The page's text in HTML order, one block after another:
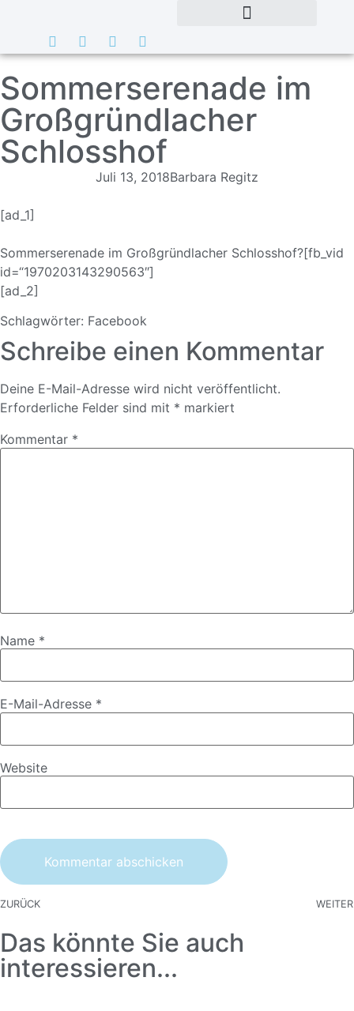
Sommerserenade im
Großgründlacher
Schlosshof
Juli 13, 2018Barbara Regitz
[ad_1]
Sommerserenade im Großgründlacher Schlosshof?[fb_vid
id=“1970203143290563″]
[ad_2]
Schlagwörter: Facebook
Schreibe einen Kommentar
Deine E-Mail-Adresse wird nicht veröffentlicht.
Erforderliche Felder sind mit * markiert
Kommentar *
Name *
E-Mail-Adresse *
Website
ZURÜCK WEITER
Das könnte Sie auch
interessieren...